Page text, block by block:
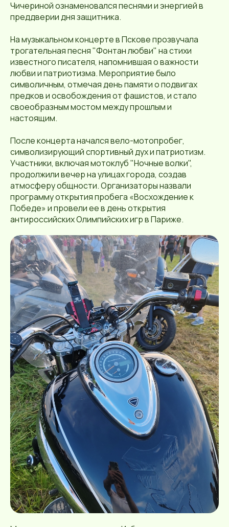
Чичериной ознаменовался песнями и энергией в
преддверии дня защитника.
На музыкальном концерте в Пскове прозвучала
трогательная песня "Фонтан любви" на стихи
известного писателя, напомнившая о важности
любви и патриотизма. Мероприятие было
символичным, отмечая день памяти о подвигах
предков и освобождения от фашистов, и стало
своеобразным мостом между прошлым и
настоящим.
После концерта начался вело-мотопробег,
символизирующий спортивный дух и патриотизм.
Участники, включая мотоклуб "Ночные волки",
продолжили вечер на улицах города, создав
атмосферу общности. Организаторы назвали
программу открытия пробега «Восхождение к
Победе» и провели ее в день открытия
антироссийских Олимпийских игр в Париже.